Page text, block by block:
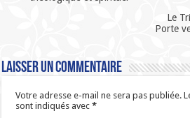
Le
Porte
Laisser un commentaire
Votre adresse e-mail ne sera pas publiée.
sont indiqués avec*